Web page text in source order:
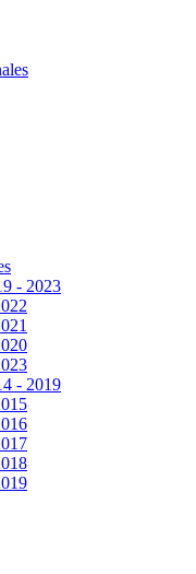
- 2023
- 2019